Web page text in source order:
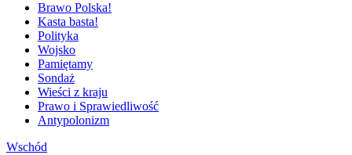
Brawo Polska!
Kasta basta!
Polityka
Wojsko
Pamiętamy
Sondaż
Wieści z kraju
Prawo i Sprawiedliwość
Antypolonizm
Wschód